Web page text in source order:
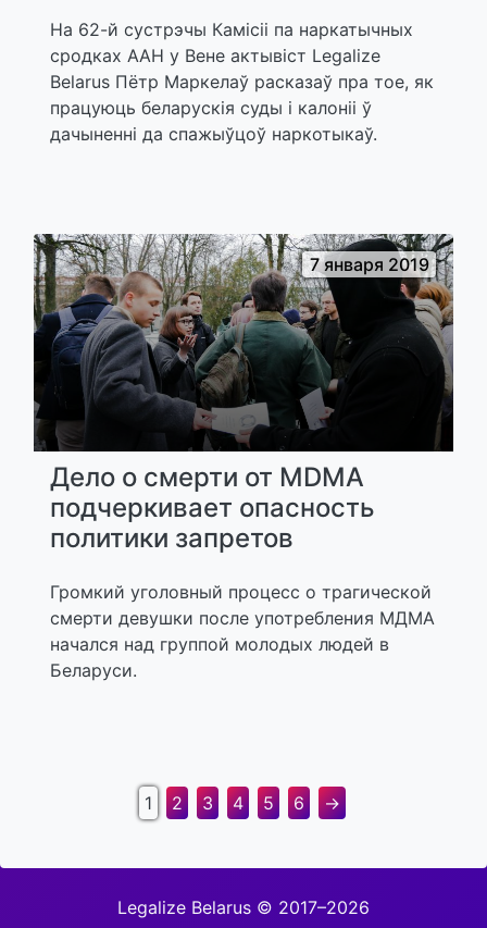
На 62-й сустрэчы Камісіі па наркатычных
сродках ААН у Вене актывіст Legalize
Belarus Пётр Маркелаў расказаў пра тое, як
працуюць беларускія суды і калоніі ў
дачыненні да спажыўцоў наркотыкаў.
7 января 2019
Дело о смерти от MDMA
подчеркивает опасность
политики запретов
Громкий уголовный процесс о трагической
смерти девушки после употребления МДМА
начался над группой молодых людей в
Беларуси.
1 2 3 4 5 6 →
Legalize Belarus © 2017–2026